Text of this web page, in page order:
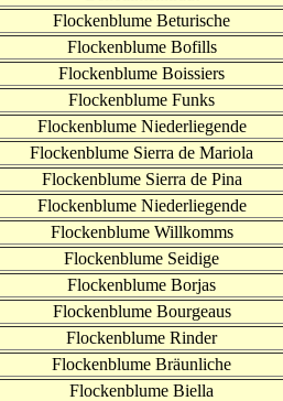
Flockenblume Beturische
Flockenblume Bofills
Flockenblume Boissiers
Flockenblume Funks
Flockenblume Niederliegende
Flockenblume Sierra de Mariola
Flockenblume Sierra de Pina
Flockenblume Niederliegende
Flockenblume Willkomms
Flockenblume Seidige
Flockenblume Borjas
Flockenblume Bourgeaus
Flockenblume Rinder
Flockenblume Bräunliche
Flockenblume Biella